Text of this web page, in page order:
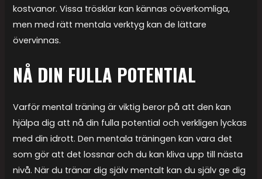
kostvanor. Vissa trösklar kan kännas oöverkomliga,
men med rätt mentala verktyg kan de lättare
övervinnas.
NÅ DIN FULLA POTENTIAL
Varför mental träning är viktig beror på att den kan
hjälpa dig att nå din fulla potential och verkligen lyckas
med din idrott. Den mentala träningen kan vara det
som gör att det lossnar och du kan kliva upp till nästa
nivå. När du tränar dig själv mentalt kan du själv ge dig